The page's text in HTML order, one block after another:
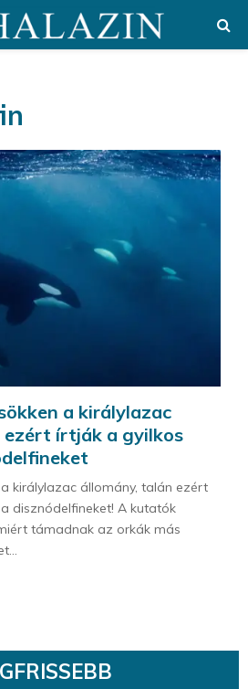
a királylazac
ezért írtják a gyilkos
királylazac állomány, talán ezért
disznódelfineket! A kutatók
támadnak az orkák más